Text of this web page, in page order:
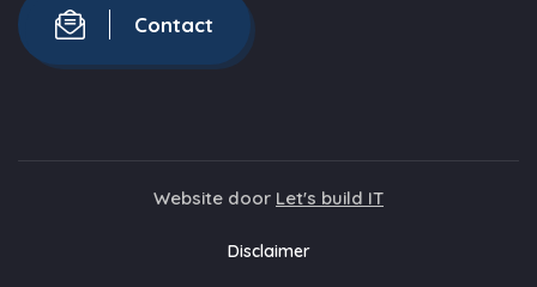
Contact
Website door Let's build IT
Disclaimer